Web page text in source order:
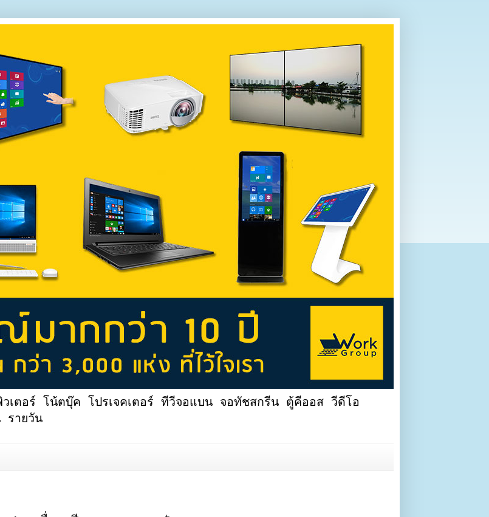
เตอร์ โน้ตบุ๊ค โปรเจคเตอร์ ทีวีจอแบน จอทัชสกรีน ตู้คีออส วีดีโอ
รายวัน